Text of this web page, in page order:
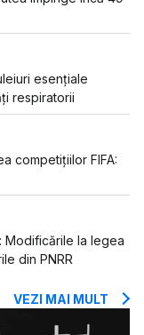
esențiale
respiratorii
competițiilor FIFA:
Modificările la legea
din PNRR
VEZI MAI MULT